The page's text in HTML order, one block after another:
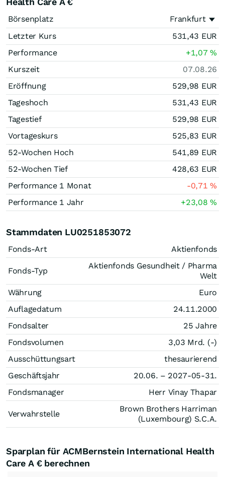
Börsenplatz
Frankfurt
Letzter Kurs
531,43 EUR
Performance
+1,07%
Kurszeit
07.08.26
Eröffnung
529,98 EUR
Tageshoch
531,43 EUR
Tagestief
529,98 EUR
Vortageskurs
525,83 EUR
52-Wochen Hoch
541,89 EUR
52-Wochen Tief
428,63 EUR
Performance 1 Monat
-0,71%
Performance 1 Jahr
+23,08%
Stammdaten LU0251853072
Fonds-Art Aktienfonds
Fonds-Typ
Aktienfonds Gesundheit / Pharma
Welt
Währung
Euro
Auflagedatum
24.11.2000
Fondsalter
25 Jahre
Fondsvolumen
3,03 Mrd. (-)
Ausschüttungsart
thesaurierend
Geschäftsjahr
20.06. – 2027-05-31.
Fondsmanager
Herr Vinay Thapar
Verwahrstelle
Brown Brothers Harriman
(Luxembourg) S.C.A.
Sparplan für ACMBernstein International Health
Care A € berechnen